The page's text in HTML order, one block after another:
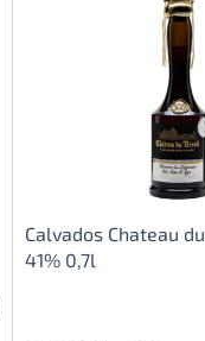
Calvados Chateau
41% 0,7l